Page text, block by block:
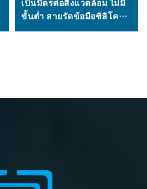
ขั้นต่ำ สายรัดข้อมือซิลิโคน
พิมพ์โลโก้ตามแบบได้